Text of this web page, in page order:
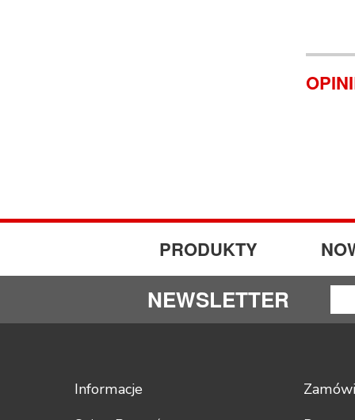
PRODUKTY
NEWSLETTER
Informacje